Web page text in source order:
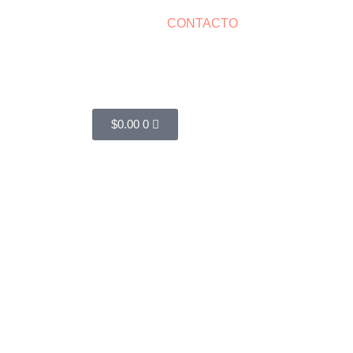
CONTACTO
$0.00 0
Cart